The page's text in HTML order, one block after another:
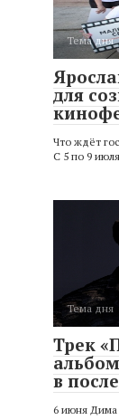
Тема дня
для
Что ждёт
С 5 по 9
Тема дня
Трек
в
6 июня Дима